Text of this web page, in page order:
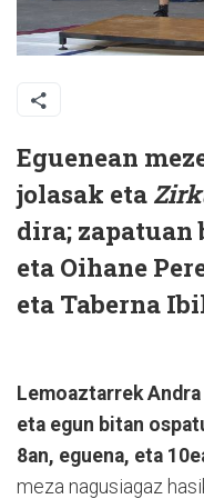
Eguenean
jolasak eta
dira; zapatuan
eta Oihane
eta Taberna
Lemoaztarrek
eta egun bitan
8an, eguena, eta
meza nagusiagaz